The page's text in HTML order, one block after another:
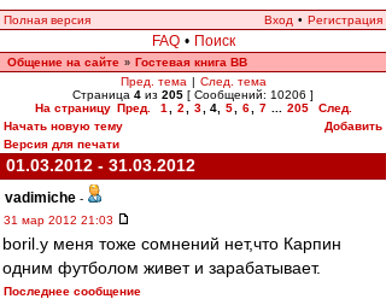
Полная версия Вход • Регистрация
FAQ • Поиск
Общение на сайте » Гостевая книга ВВ
Пред. тема | След. тема
Страница 4 из 205 [ Сообщений: 10206 ]
На страницу Пред. 1 2 3 4, 5 6 7 205
След.
Начать новую тему
Добавить
Версия для печати
01.03.2012 - 31.03.2012
vadimiche -
31 мар 2012 21:03
boril.у меня тоже сомнений нет,что Карпин
одним футболом живет и зарабатывает.
Последнее сообщение